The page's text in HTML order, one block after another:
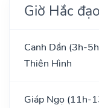
Giờ Hắc
Canh Dần (3h-
Thiên Hình
Giáp Ngọ (11h-